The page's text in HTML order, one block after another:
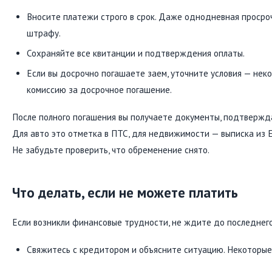
Вносите платежи строго в срок. Даже однодневная
штрафу.
Сохраняйте все квитанции и подтверждения оплаты.
Если вы досрочно погашаете заем, уточните условия —
комиссию за досрочное погашение.
После полного погашения вы получаете документы,
Для авто это отметка в ПТС, для недвижимости — выписка из
Не забудьте проверить, что обременение снято.
Что делать, если не можете платить
Если возникли финансовые трудности, не ждите до
Свяжитесь с кредитором и объясните ситуацию.